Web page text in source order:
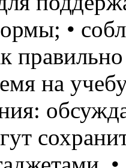
•
на